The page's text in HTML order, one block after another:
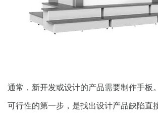
通常，新开发或设计的产品需要制作手板
可行性的第一步，是找出设计产品缺陷直